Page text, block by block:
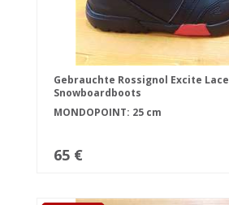
Gebrauchte Rossignol Excite Lace
Snowboardboots
MONDOPOINT: 25 cm
65 €